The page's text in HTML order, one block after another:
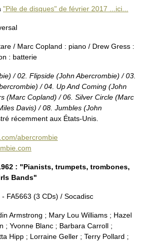
"Pile de disques" de février 2017 ...ici...
/ Marc Copland : piano / Drew Gress :
: batterie
/ 02. Flipside (John Abercrombie) / 03.
/ 04. Up And Coming (John
(Marc Copland) / 06. Silver Circle (Marc
Davis) / 08. Jumbles (John
récemment aux États-Unis.
abercrombie
: "Pianists, trumpets, trombones,
Bands"
FA5663 (3 CDs) / Socadisc
Armstrong ; Mary Lou Williams ; Hazel
; Yvonne Blanc ; Barbara Carroll ;
Hipp ; Lorraine Geller ; Terry Pollard ;